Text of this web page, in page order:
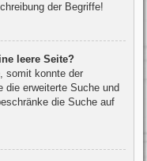
der Begriffe!
leere Seite?
somit konnte der
die erweiterte Suche und
die Suche auf